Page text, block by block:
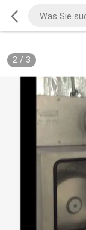
2/ 3